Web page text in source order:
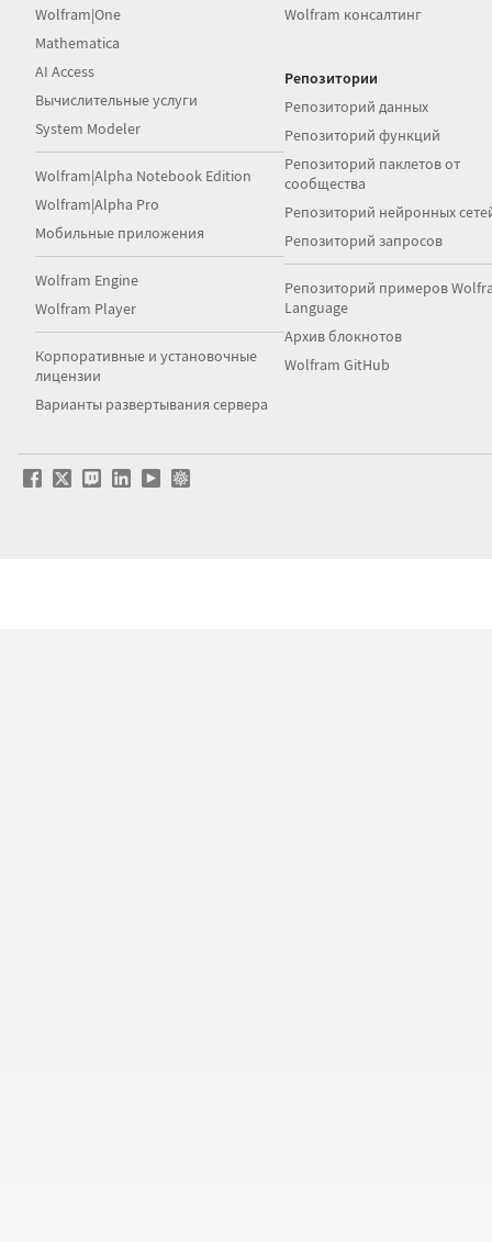
Wolfram|One
Mathematica
AI Access
Вычислительные услуги
System Modeler
Wolfram|Alpha Notebook Edition
Wolfram|Alpha Pro
Мобильные приложения
Wolfram Engine
Wolfram Player
Корпоративные и установочные
лицензии
Варианты развертывания сервера
Wolfram консалтинг
Репозитории
Репозиторий данных
Репозиторий функций
Репозиторий паклетов от
сообщества
Репозиторий нейронных
Репозиторий запросов
Репозиторий примеров
Language
Архив блокнотов
Wolfram GitHub